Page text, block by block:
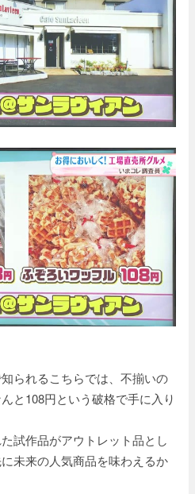
られるこちらでは、不揃いの
と108円という破格で手に入り
試作品がアウトレット品とし
未来の人気商品を味わえるか